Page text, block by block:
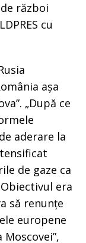
război
cu
așa
„După ce
aderare la
de gaze ca
era
să renunțe
europene